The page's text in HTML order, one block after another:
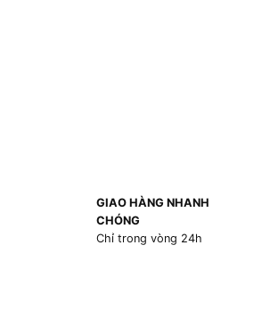
GIAO HÀNG NHANH
CHÓNG
Chỉ trong vòng 24h